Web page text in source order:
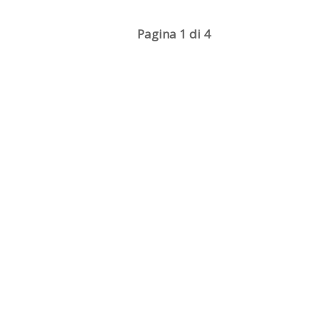
Pagina 1 di 4